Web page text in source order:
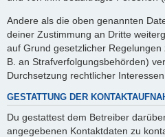
Andere als die oben genannten
deiner Zustimmung an Dritte
auf Grund gesetzlicher Regelungen
B. an Strafverfolgungsbehörden)
Durchsetzung rechtlicher
GESTATTUNG DER
Du gestattest dem Betreiber
angegebenen Kontaktdaten zu